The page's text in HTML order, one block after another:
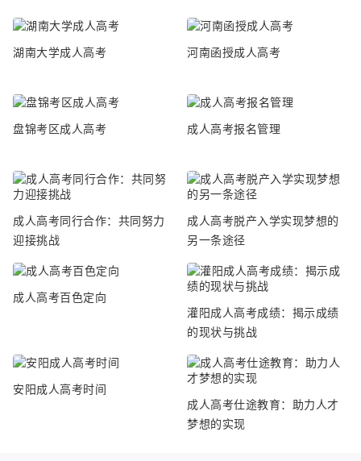
湖南大学成人高考 河南函授成人高考
盘锦考区成人高考 成人高考报名管理
成人高考同行合作：共同努力
迎接挑战
成人高考脱产入学实现梦想的
另一条途径
成人高考百色定向
灌阳成人高考成绩：揭示成绩
的现状与挑战
安阳成人高考时间
成人高考仕途教育：助力人才
梦想的实现